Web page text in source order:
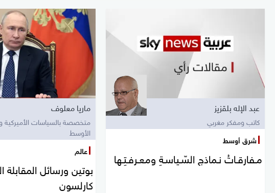
عبد الإله بلقزيز
كاتب ومفكر مغربي
شرق أوسط
مـفارقـاتُ نـماذج السّـياسـةِ ومعـرفـتِـها
ماريا معلوف
متخصصة بالسياسات
الأوسط
عالم
بوتين ورسائل المقابلة
كارلسون